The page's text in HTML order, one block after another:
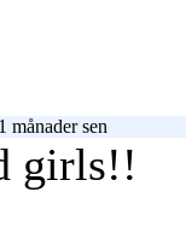
månader sen
girls!!